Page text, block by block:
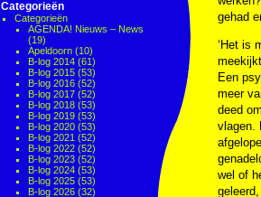
Categorieën
Categorieën
AGENDA! Nieuws – News
(19)
Apeldoorn (10)
B-log 2014 (61)
B-log 2015 (53)
B-log 2016 (52)
B-log 2017 (52)
B-log 2018 (53)
B-log 2019 (53)
B-log 2020 (53)
B-log 2021 (52)
B-log 2022 (52)
B-log 2023 (52)
B-log 2024 (53)
B-log 2025 (53)
B-log 2026 (32)
gehad
‘Het is
Een
meer
deed
vlagen.
wel of